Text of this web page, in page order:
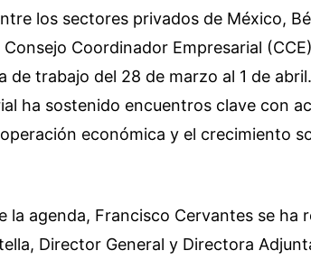
los sectores privados de México,
Consejo Coordinador Empresarial
de trabajo del 28 de marzo al 1 de
ha sostenido encuentros clave con
económica y el crecimiento
la agenda, Francisco Cervantes se ha
Director General y Directora